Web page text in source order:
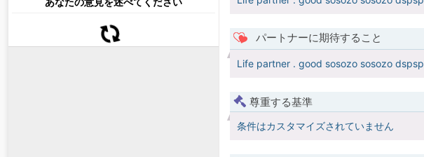
パートナーに期待すること
Life partner . good sosozo sosozo dspsp
尊重する基準
条件はカスタマイズされていません